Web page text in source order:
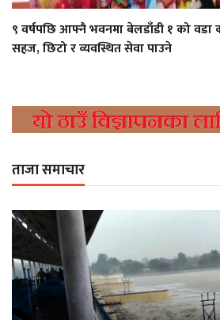
९ वर्षपछि आफ्नै भवनमा बेलडाँडी १ को
सहज, छिटो र व्यवस्थित सेवा पाउने
ताजा समाचार